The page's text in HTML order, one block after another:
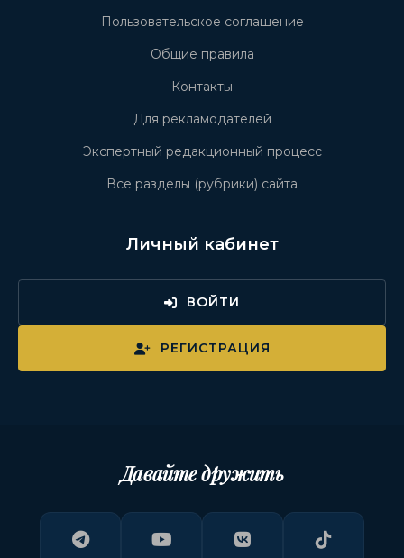
Пользовательское соглашение
Общие правила
Контакты
Для рекламодателей
Экспертный редакционный процесс
Все разделы (рубрики) сайта
Личный кабинет
ВОЙТИ
РЕГИСТРАЦИЯ
Давайте дружить